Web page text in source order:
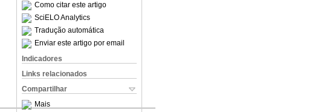
Como citar este artigo
SciELO Analytics
Tradução automática
Enviar este artigo por email
Indicadores
Links relacionados
Compartilhar
Mais